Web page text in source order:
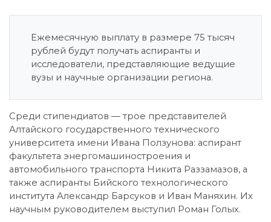
Ежемесячную выплату в размере 75 тысяч
рублей будут получать аспиранты и
исследователи, представляющие ведущие
вузы и научные организации региона.
Среди стипендиатов — трое представителей
Алтайского государственного технического
университета имени Ивана Ползунова: аспирант
факультета энергомашиностроения и
автомобильного транспорта Никита Раззамазов, а
также аспиранты Бийского технологического
института Александр Барсуков и Иван Маняхин. Их
научным руководителем выступил Роман Голых.